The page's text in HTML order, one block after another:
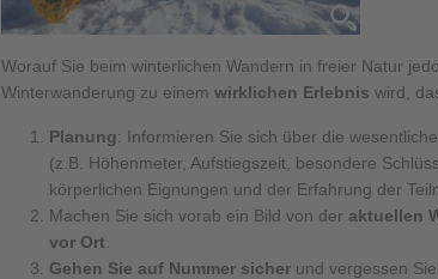
Worauf Sie beim winterlichen Wandern in freier Natur
Winterwanderung zu einem wirklichen Erlebnis wird,
Planung: Informieren Sie sich über die
(z.B. Höhenmeter, Aufstiegszeit, besondere
körperlichen Eignungen und der Erfahrung der
Machen Sie sich vorab ein Bild von der aktuellen
vor Ort
Gehen Sie auf Nummer sicher und vergessen